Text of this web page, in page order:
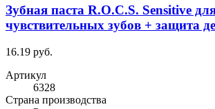
Зубная паста R.O.C.S. Sensitive
чувствительных зубов + защита
16.19 руб.
Артикул
6328
Cтрана производства